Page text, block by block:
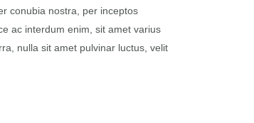
conubia nostra, per inceptos
ac interdum enim, sit amet varius
nulla sit amet pulvinar luctus, velit